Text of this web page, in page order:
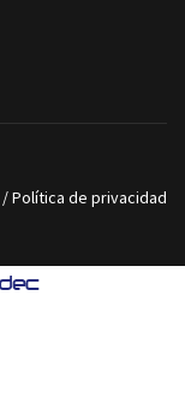
/Política de privacidad